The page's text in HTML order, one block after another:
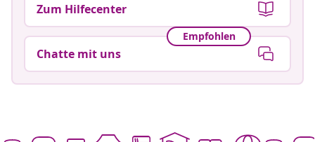
Zum Hilfecenter
Empfohlen
Chatte mit uns